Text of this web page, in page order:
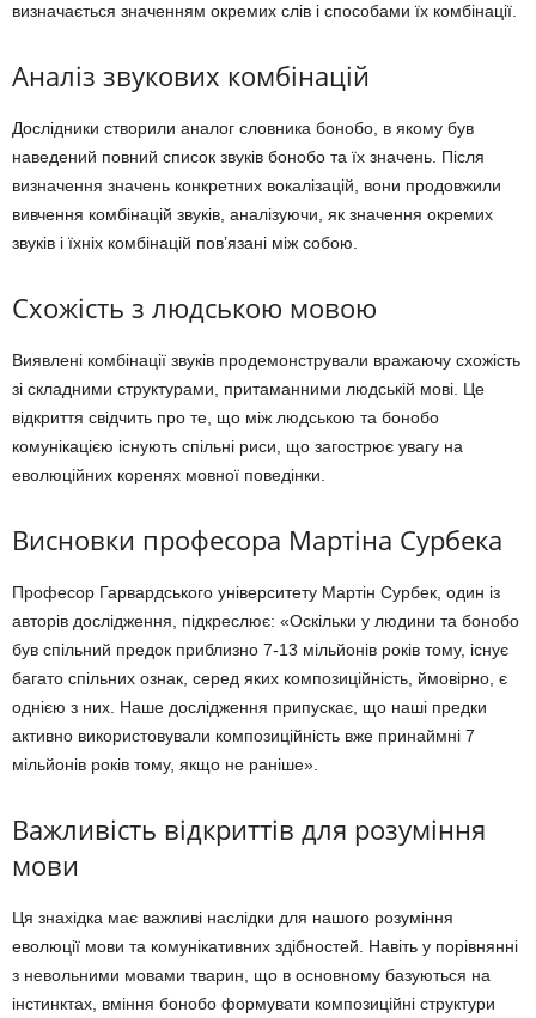
визначається значенням окремих слів і способами їх комбінації.
Аналіз звукових комбінацій
Дослідники створили аналог словника бонобо, в якому був
наведений повний список звуків бонобо та їх значень. Після
визначення значень конкретних вокалізацій, вони продовжили
вивчення комбінацій звуків, аналізуючи, як значення окремих
звуків і їхніх комбінацій пов’язані між собою.
Схожість з людською мовою
Виявлені комбінації звуків продемонстрували вражаючу схожість
зі складними структурами, притаманними людській мові. Це
відкриття свідчить про те, що між людською та бонобо
комунікацією існують спільні риси, що загострює увагу на
еволюційних коренях мовної поведінки.
Висновки професора Мартіна Сурбека
Професор Гарвардського університету Мартін Сурбек, один із
авторів дослідження, підкреслює: «Оскільки у людини та бонобо
був спільний предок приблизно 7-13 мільйонів років тому, існує
багато спільних ознак, серед яких композиційність, ймовірно, є
однією з них. Наше дослідження припускає, що наші предки
активно використовували композиційність вже принаймні 7
мільйонів років тому, якщо не раніше».
Важливість відкриттів для розуміння
мови
Ця знахідка має важливі наслідки для нашого розуміння
еволюції мови та комунікативних здібностей. Навіть у порівнянні
з невольними мовами тварин, що в основному базуються на
інстинктах, вміння бонобо формувати композиційні структури